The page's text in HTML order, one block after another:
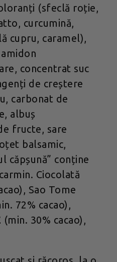
(sfeclă roție,
curcumină,
cupru, caramel),
concentrat suc
de creștere
carbonat de
albuș
fructe, sare
balsamic,
căpșună” conține
Ciocolată
Sao Tome
72% cacao),
(min. 30% cacao),